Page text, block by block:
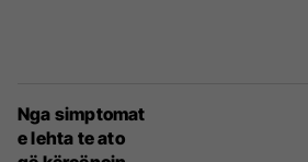
Nga simptomat
e lehta te ato